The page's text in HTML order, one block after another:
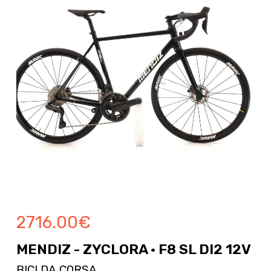
2716.00€
MENDIZ - ZYCLORA · F8 SL DI2 12V